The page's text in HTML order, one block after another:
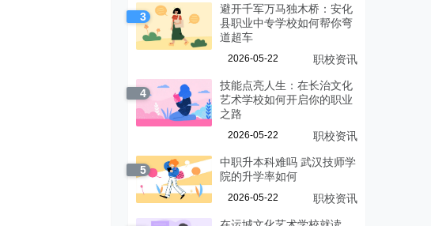
3
避开千军万马独木桥：安化
县职业中专学校如何帮你弯
道超车
2026-05-22 职校资讯
4
技能点亮人生：在长治文化
艺术学校如何开启你的职业
之路
2026-05-22 职校资讯
5
中职升本科难吗 武汉技师学
院的升学率如何
2026-05-22 职校资讯